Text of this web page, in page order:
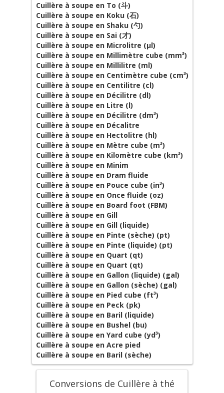
Cuillère à soupe en To (斗)
Cuillère à soupe en Koku (石)
Cuillère à soupe en Shaku (勺)
Cuillère à soupe en Sai (才)
Cuillère à soupe en Microlitre (µl)
Cuillère à soupe en Millimètre cube (mm³)
Cuillère à soupe en Millilitre (ml)
Cuillère à soupe en Centimètre cube (cm³)
Cuillère à soupe en Centilitre (cl)
Cuillère à soupe en Décilitre (dl)
Cuillère à soupe en Litre (l)
Cuillère à soupe en Décilitre (dm³)
Cuillère à soupe en Décalitre
Cuillère à soupe en Hectolitre (hl)
Cuillère à soupe en Mètre cube (m³)
Cuillère à soupe en Kilomètre cube (km³)
Cuillère à soupe en Minim
Cuillère à soupe en Dram fluide
Cuillère à soupe en Pouce cube (in³)
Cuillère à soupe en Once fluide (oz)
Cuillère à soupe en Board foot (FBM)
Cuillère à soupe en Gill
Cuillère à soupe en Gill (liquide)
Cuillère à soupe en Pinte (sèche) (pt)
Cuillère à soupe en Pinte (liquide) (pt)
Cuillère à soupe en Quart (qt)
Cuillère à soupe en Quart (qt)
Cuillère à soupe en Gallon (liquide) (gal)
Cuillère à soupe en Gallon (sèche) (gal)
Cuillère à soupe en Pied cube (ft³)
Cuillère à soupe en Peck (pk)
Cuillère à soupe en Baril (liquide)
Cuillère à soupe en Bushel (bu)
Cuillère à soupe en Yard cube (yd³)
Cuillère à soupe en Acre pied
Cuillère à soupe en Baril (sèche)
Conversions de Cuillère à thé